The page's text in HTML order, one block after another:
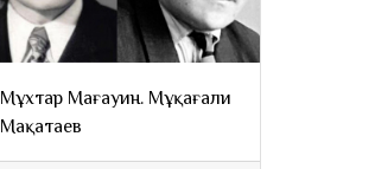
Мұхтар Мағауин. Мұқағали
Мақатаев